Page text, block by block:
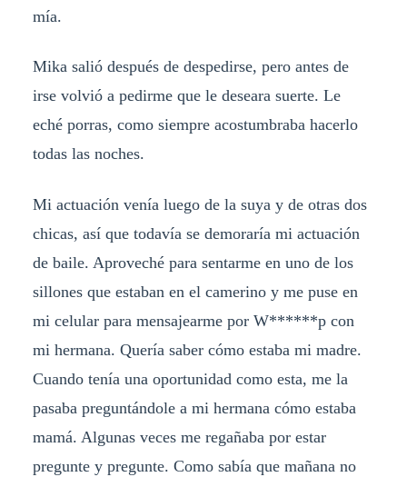
mía.
Mika salió después de despedirse, pero antes de
irse volvió a pedirme que le deseara suerte. Le
eché porras, como siempre acostumbraba hacerlo
todas las noches.
Mi actuación venía luego de la suya y de otras dos
chicas, así que todavía se demoraría mi actuación
de baile. Aproveché para sentarme en uno de los
sillones que estaban en el camerino y me puse en
mi celular para mensajearme por W******p con
mi hermana. Quería saber cómo estaba mi madre.
Cuando tenía una oportunidad como esta, me la
pasaba preguntándole a mi hermana cómo estaba
mamá. Algunas veces me regañaba por estar
pregunte y pregunte. Como sabía que mañana no